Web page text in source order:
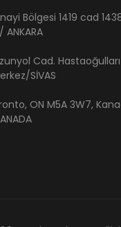
Bölgesi 1419 cad
Cad. Hastaoğulları
SİVAS
ON M5A 3W7,